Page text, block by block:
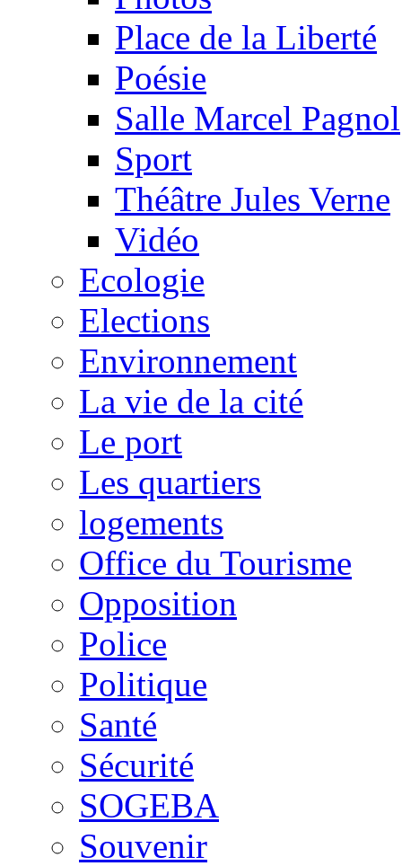
Place de la Liberté
Poésie
Salle Marcel Pagnol
Sport
Théâtre Jules Verne
Vidéo
Ecologie
Elections
Environnement
La vie de la cité
Le port
Les quartiers
logements
Office du Tourisme
Opposition
Police
Politique
Santé
Sécurité
SOGEBA
Souvenir